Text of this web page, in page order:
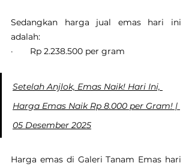
Sedangkan harga jual emas hari ini
adalah:
·       Rp 2.238.500 per gram
Setelah Anjlok, Emas Naik! Hari Ini,
Harga Emas Naik Rp 8.000 per Gram! |
05 Desember 2025
Harga emas di Galeri Tanam Emas hari